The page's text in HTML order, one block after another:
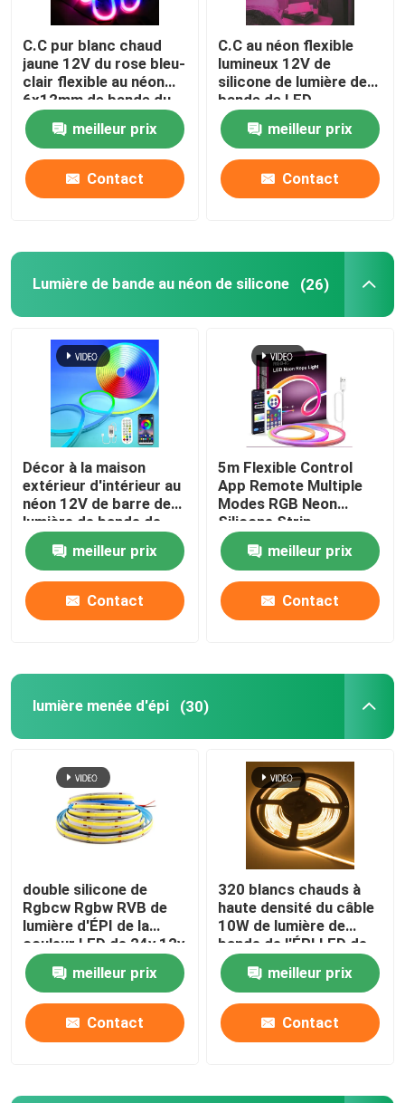
Alimentation d'énergie de module de LED
Accessoires de capteur de LED
Lumière à néon LED extérieure
C.C pur blanc chaud
jaune 12V du rose bleu-
clair flexible au néon
6x12mm de bande du
silicone 9W
meilleur prix
Contact
C.C au néon flexible
lumineux 12V de
silicone de lumière de
bande de LED
imperméabilisent
décoratifmeilleur prix
Contact
Lumière de bande au néon de silicone (26)
Décor à la maison
extérieur d'intérieur au
néon 12V de barre de
lumière de bande de
silicone du monstre 5m
Smart meilleur prix
Contact
5m Flexible Control
App Remote Multiple
Modes RGB Neon
Silicone Strip
meilleur prix
Contact
lumière menée d'épi (30)
double silicone de
Rgbcw Rgbw RVB de
lumière d'ÉPI de la
couleur LED de 24v 12v
5v 8W 10W accessible
meilleur prix
Contact
320 blancs chauds à
haute densité du câble
10W de lumière de
bande de l'ÉPI LED de
Led/M Flexible 24V
meilleur prix
Contact